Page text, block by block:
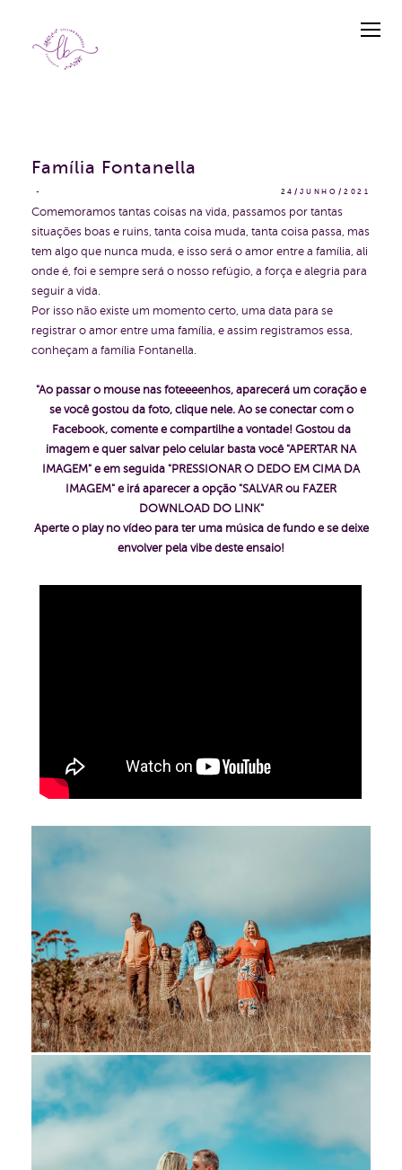
24/JUNHO/2021
Família Fontanella
Comemoramos tantas coisas na vida, passamos por tantas
situações boas e ruins, tanta coisa muda, tanta coisa passa, mas
tem algo que nunca muda, e isso será o amor entre a família, ali
onde é, foi e sempre será o nosso refúgio, a força e alegria para
seguir a vida.
Por isso não existe um momento certo, uma data para se
registrar o amor entre uma família, e assim registramos essa,
conheçam a família Fontanella.
"Ao passar o mouse nas foteeeenhos, aparecerá um coração e
se você gostou da foto, clique nele. Ao se conectar com o
Facebook, comente e compartilhe a vontade! Gostou da
imagem e quer salvar pelo celular basta você "APERTAR NA
IMAGEM" e em seguida "PRESSIONAR O DEDO EM CIMA DA
IMAGEM" e irá aparecer a opção "SALVAR ou FAZER
DOWNLOAD DO LINK"
Aperte o play no vídeo para ter uma música de fundo e se deixe
envolver pela vibe deste ensaio!